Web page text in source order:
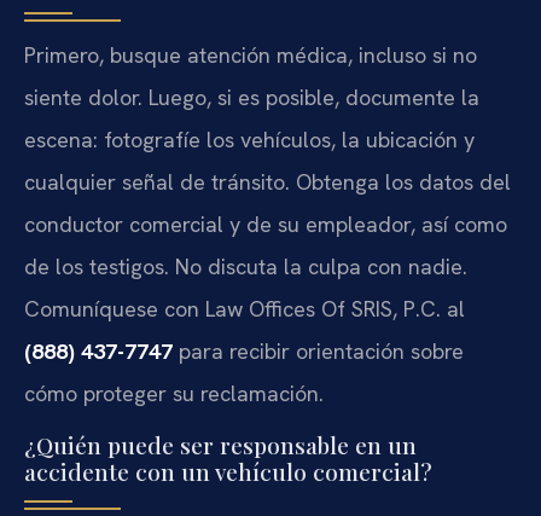
Primero, busque atención médica, incluso si no
siente dolor. Luego, si es posible, documente la
escena: fotografíe los vehículos, la ubicación y
cualquier señal de tránsito. Obtenga los datos del
conductor comercial y de su empleador, así como
de los testigos. No discuta la culpa con nadie.
Comuníquese con Law Offices Of SRIS, P.C. al
(888) 437-7747 para recibir orientación sobre
cómo proteger su reclamación.
¿Quién puede ser responsable en un
accidente con un vehículo comercial?